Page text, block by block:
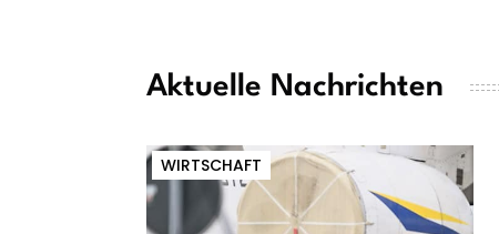
Aktuelle Nachrichten
WIRTSCHAFT